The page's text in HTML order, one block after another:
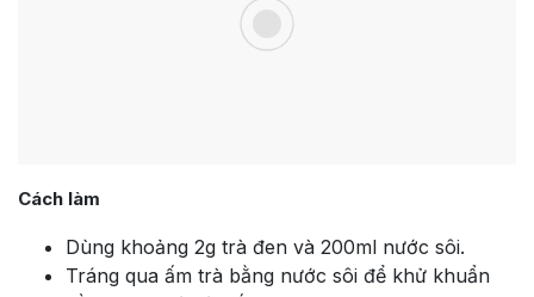
Cách làm
Dùng khoảng 2g trà đen và 200ml nước sôi.
Tráng qua ấm trà bằng nước sôi để khử khuẩn